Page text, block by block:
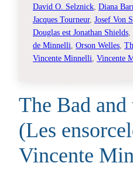
David O. Selznick Diana
Jacques Tourneur, Josef Von
Douglas est Jonathan Shields
de Minnelli Orson Welles
Vincente Minnelli Vincente
The Bad
(Les
Vincente